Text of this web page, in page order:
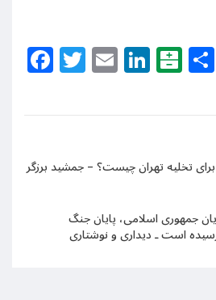
Facebook
Twitter
Email
تخلیه تهران چیست؟ – جمشید برزگر
جمهوری اسلامی، پایان جنگ